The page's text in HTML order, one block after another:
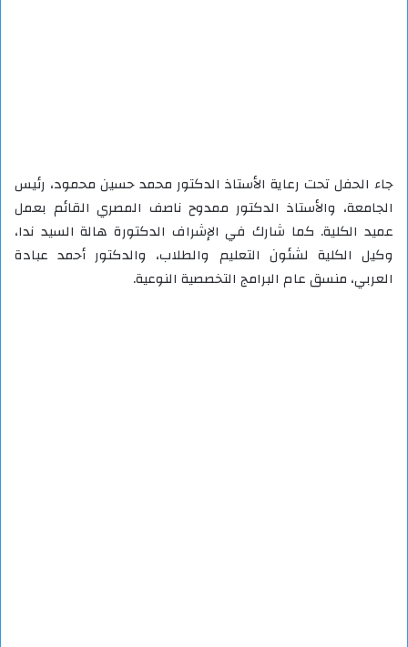
جاء الحفل تحت رعاية الأستاذ الدكتور محمد حسين محمود، رئيس
الجامعة، والأستاذ الدكتور ممدوح ناصف المصري القائم بعمل
عميد الكلية. كما شارك في الإشراف الدكتورة هالة السيد ندا،
وكيل الكلية لشئون التعليم والطلاب، والدكتور أحمد عبادة
العربي، منسق عام البرامج التخصصية النوعية.